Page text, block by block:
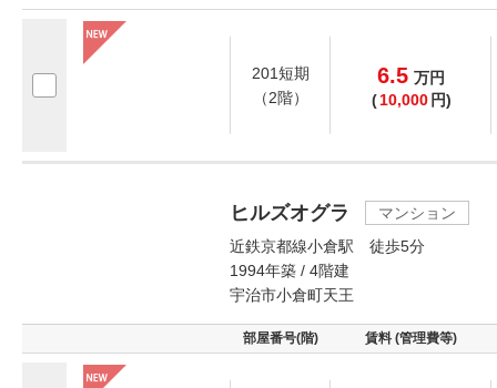
201短期
（2階）
6.5 万円
( 10,000 円)
ヒルズオグラ
マンション
近鉄京都線小倉駅 徒歩5分
1994年築 / 4階建
宇治市小倉町天王
部屋番号(階) 賃料 (管理費等)